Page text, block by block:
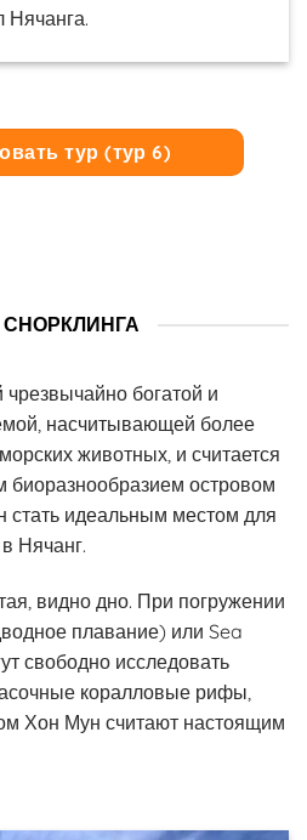
Нячанга.
тур (тур 6)
СНОРКЛИНГА
богатой и
насчитывающей более
животных, и считается
островом
стать идеальным местом для
Нячанг.
видно дно. При погружении
плавание) или Sea
свободно исследовать
коралловые рифы,
Хон Мун считают настоящим